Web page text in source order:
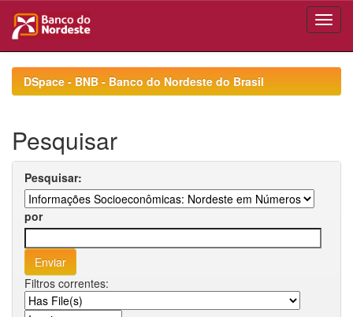
navigationDSpace - BNB - Banco do Nordeste do Brasil
Pesquisar
Pesquisar:
por
Filtros correntes: